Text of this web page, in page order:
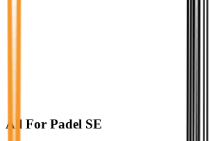
All For Padel SE